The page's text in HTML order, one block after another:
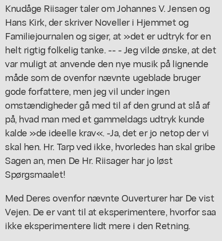
Knudåge Riisager taler om Johannes V. Jensen og
Hans Kirk, der skriver Noveller i Hjemmet og
Familiejournalen og siger, at »det er udtryk for en
helt rigtig folkelig tanke. -- - Jeg vilde ønske, at det
var muligt at anvende den nye musik på lignende
måde som de ovenfor nævnte ugeblade bruger
gode forfattere, men jeg vil under ingen
omstændigheder gå med til af den grund at slå af
på, hvad man med et gammeldags udtryk kunde
kalde »de ideelle krav«. -Ja, det er jo netop der vi
skal hen. Hr. Tarp ved ikke, hvorledes han skal gribe
Sagen an, men De Hr. Riisager har jo løst
Spørgsmaalet!
Med Deres ovenfor nævnte Ouverturer har De vist
Vejen. De er vant til at eksperimentere, hvorfor saa
ikke eksperimentere lidt mere i den Retning.